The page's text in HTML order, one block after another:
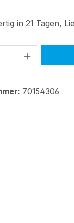
in 21 Tagen,
Anzahl:
70154306